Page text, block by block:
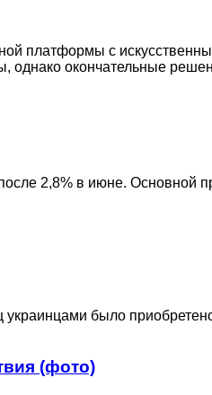
платформы с
окончательные
2,8% в июне. Основной
было
(фото)